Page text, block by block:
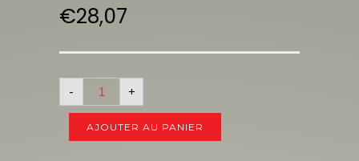
€28,07
- +
AJOUTER AU PANIER